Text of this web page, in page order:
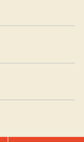
材の注文住宅
やデザインに
こそが最も重